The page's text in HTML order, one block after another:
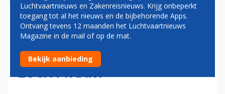
'NEDERLANDSE REGERING
MOET KNOPEN
DOORHAKKEN OVER
LUCHTVAART'
Luchtvaartnieuws en Zakenreisnieuws. Krijg onbeperkt
toegang tot al het nieuws en de bijbehorende Apps.
Ontvang tevens 12 maanden het Luchtvaartnieuws
Magazine in de mail of op de mat.
Bekijk aanbieding